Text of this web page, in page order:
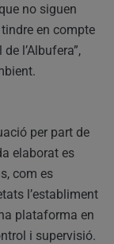
no siguen
en compte
l’Albufera”,
per part de
elaborat es
com es
l’establiment
plataforma en
i supervisió.